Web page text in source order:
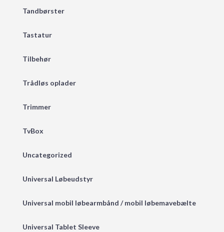
Tandbørster
Tastatur
Tilbehør
Trådløs oplader
Trimmer
TvBox
Uncategorized
Universal Løbeudstyr
Universal mobil løbearmbånd / mobil løbemavebælte
Universal Tablet Sleeve